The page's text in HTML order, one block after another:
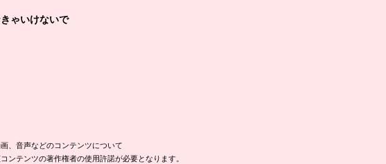
ゃいけないで
、音声などのコンテンツについて
テンツの著作権者の使用許諾が必要となります。